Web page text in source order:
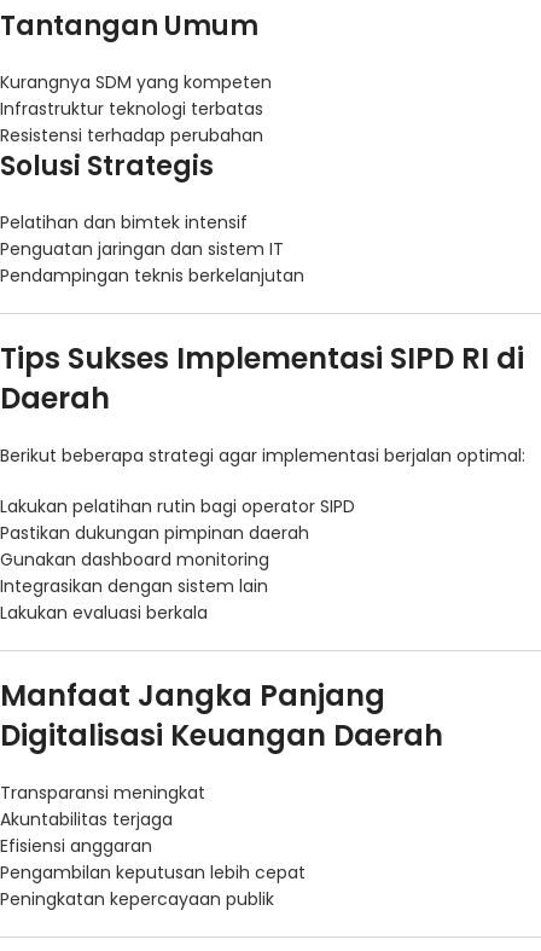
Tantangan Umum
Kurangnya SDM yang kompeten
Infrastruktur teknologi terbatas
Resistensi terhadap perubahan
Solusi Strategis
Pelatihan dan bimtek intensif
Penguatan jaringan dan sistem IT
Pendampingan teknis berkelanjutan
Tips Sukses Implementasi SIPD RI di
Daerah
Berikut beberapa strategi agar implementasi berjalan optimal:
Lakukan pelatihan rutin bagi operator SIPD
Pastikan dukungan pimpinan daerah
Gunakan dashboard monitoring
Integrasikan dengan sistem lain
Lakukan evaluasi berkala
Manfaat Jangka Panjang
Digitalisasi Keuangan Daerah
Transparansi meningkat
Akuntabilitas terjaga
Efisiensi anggaran
Pengambilan keputusan lebih cepat
Peningkatan kepercayaan publik